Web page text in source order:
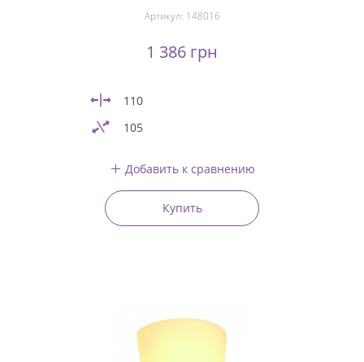
Артикул: 148016
1 386 грн
110
105
Добавить к сравнению
Купить